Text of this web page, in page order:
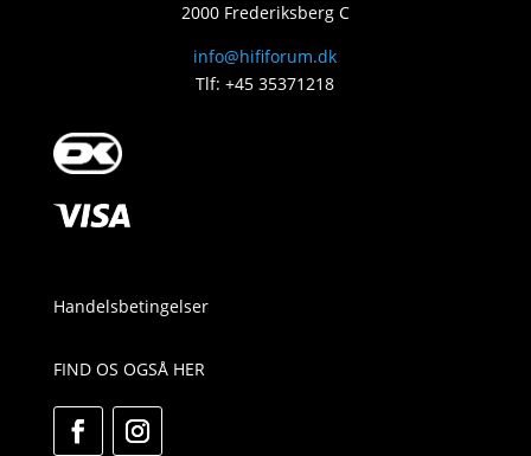
2000 Frederiksberg C
info@hififorum.dk
Tlf: +45 35371218
Handelsbetingelser
FIND OS OGSÅ HER